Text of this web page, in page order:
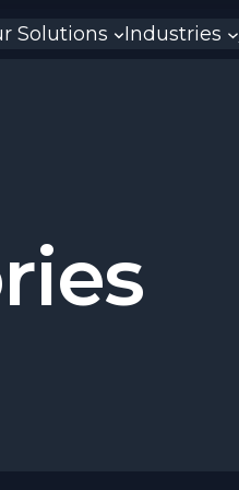
Solutions Industries